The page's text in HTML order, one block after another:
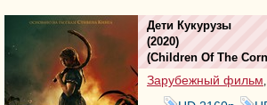
Дети Кукурузы
(2020)
(Children Of The Corn
Зарубежный фильм,